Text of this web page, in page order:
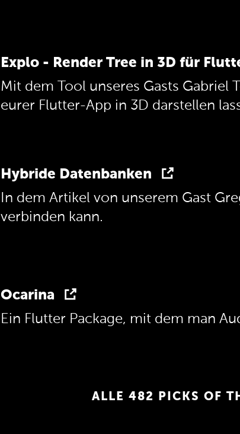
Explo - Render Tree in 3D für
Mit dem Tool unseres Gasts Gabriel
eurer Flutter-App in 3D darstellen
Hybride Datenbanken
In dem Artikel von unserem Gast
verbinden kann.
Ocarina
Ein Flutter Package, mit dem man
ALLE 482 PICKS OF